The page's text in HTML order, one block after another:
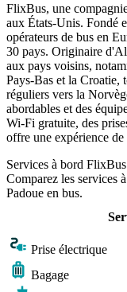
FlixBus, une
aux États-Unis. Fondé
opérateurs de bus en
30 pays. Originaire
aux pays voisins,
Pays-Bas et la Croatie,
réguliers vers la
abordables et des
Wi-Fi gratuite, des
offre une expérience
Services à bord
Comparez les services
Padoue en bus.
Prise électrique
Bagage